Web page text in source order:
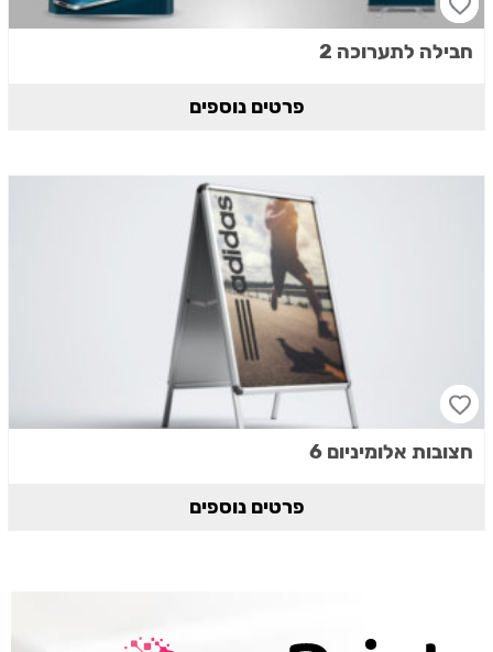
חבילה לתערוכה 2
פרטים נוספים
חצובות אלומיניום 6
פרטים נוספים